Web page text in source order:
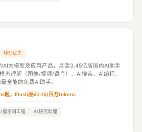
移动优先
AI大模型及应用产品，月活3.45亿居国内AI助手
态理解（图像/视频/语音）、AI搜索、AI编程、
全能的免费AI助手。
起，Flash版¥0.15/百万tokens
提示词工程 AI 研究助理